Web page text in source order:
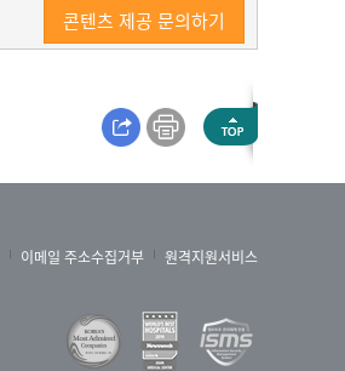
콘텐츠 제공 문의하기
이메일 주소수집거부 원격지원서비스